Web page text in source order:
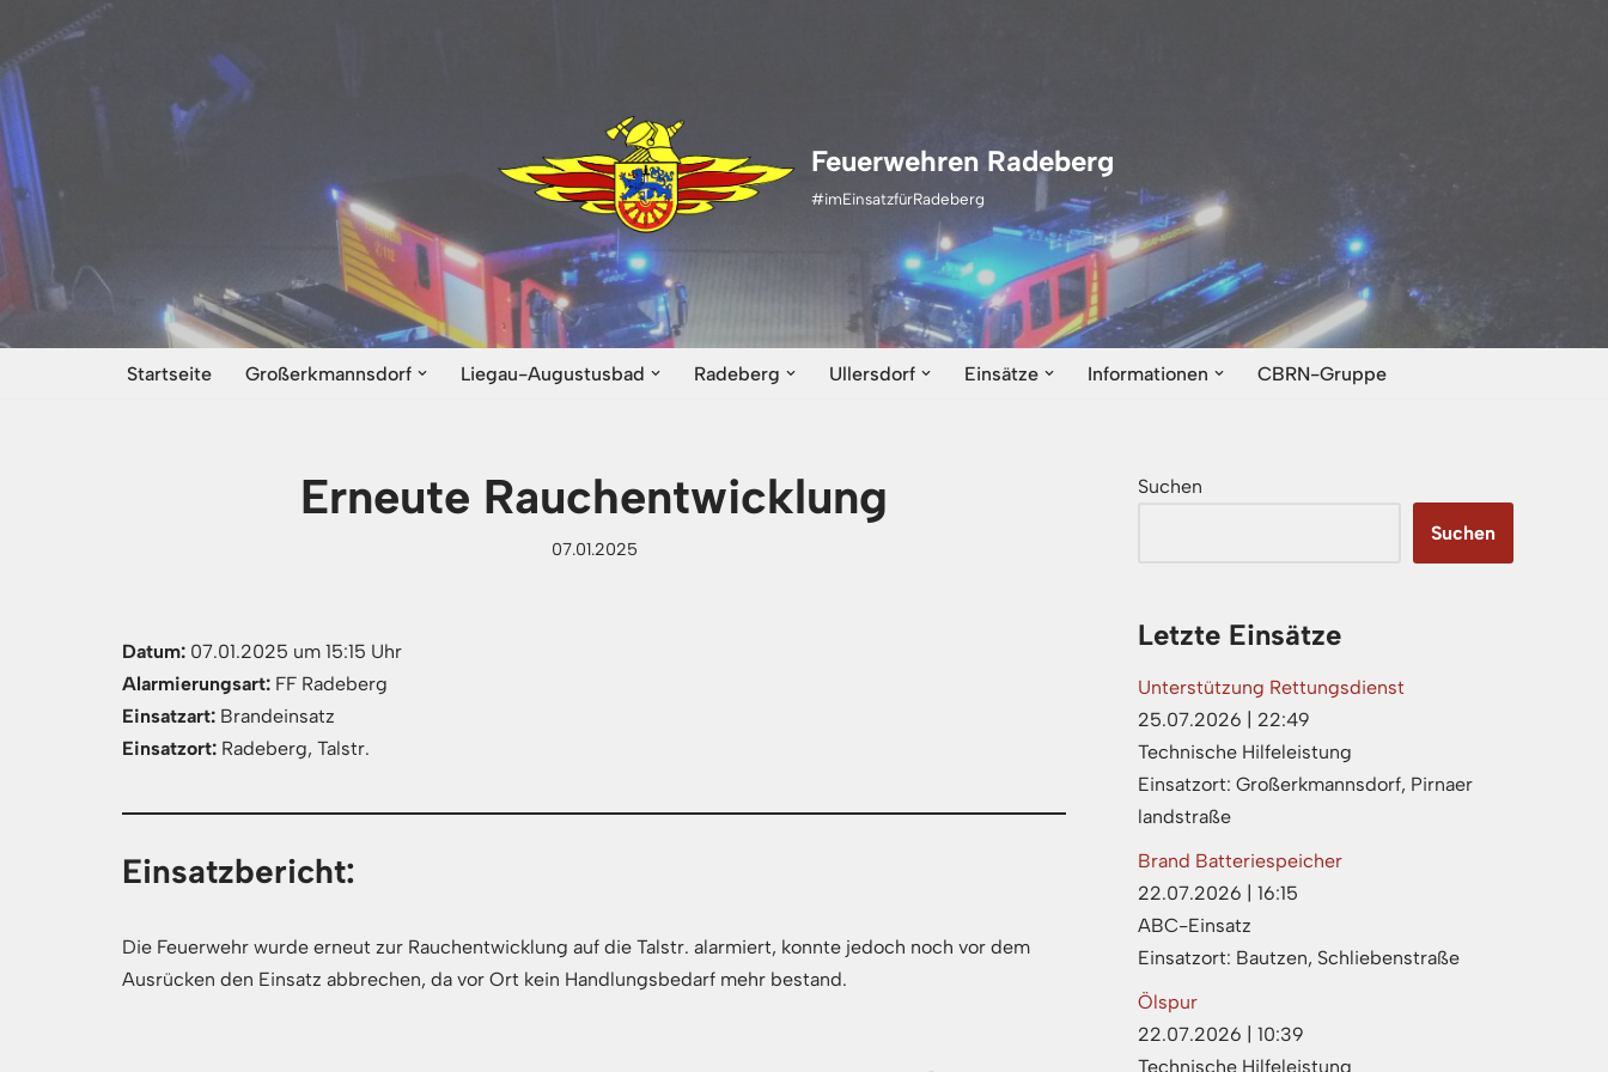
Zum
Inhalt
springen
Feuerwehren Radeberg
#imEinsatzfürRadeberg
Startseite Großerkmannsdorf Liegau-Augustusbad Radeberg Ullersdorf Einsätze Informationen CBRN-Gruppe
Erneute Rauchentwicklung
07.01.2025
Datum: 07.01.2025 um 15:15 Uhr
Alarmierungsart: FF Radeberg
Einsatzart: Brandeinsatz
Einsatzort: Radeberg, Talstr.
Einsatzbericht:
Die Feuerwehr wurde erneut zur Rauchentwicklung auf die Talstr. alarmiert, konnte jedoch noch vor dem
Ausrücken den Einsatz abbrechen, da vor Ort kein Handlungsbedarf mehr bestand.
Suchen
Suchen
Letzte Einsätze
Unterstützung Rettungsdienst
25.07.2026 | 22:49
Technische Hilfeleistung
Einsatzort: Großerkmannsdorf, Pirnaer
landstraße
Brand Batteriespeicher
22.07.2026 | 16:15
ABC-Einsatz
Einsatzort: Bautzen, Schliebenstraße
Ölspur
22.07.2026 | 10:39
Technische Hilfeleistung